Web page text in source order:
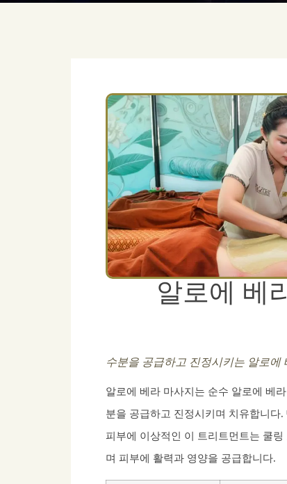
알로에 베
수분을 공급하고 진정시키는 알로에
알로에 베라 마사지는 순수 알로에 베
분을 공급하고 진정시키며 치유합니다
피부에 이상적인 이 트리트먼트는 쿨
며 피부에 활력과 영양을 공급합니다.